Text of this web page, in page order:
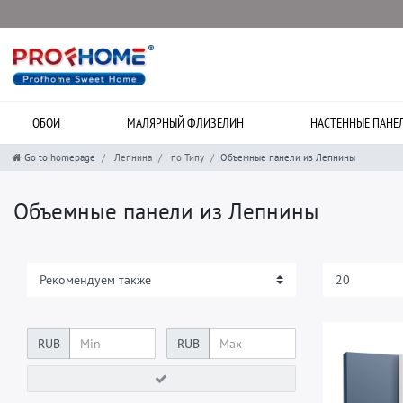
ОБОИ МАЛЯРНЫЙ ФЛИЗЕЛИН НАСТЕННЫЕ
Go to homepage Лепнина по Типу Объемные панели из Лепнины
Объемные панели из Лепнины
RUB RUB